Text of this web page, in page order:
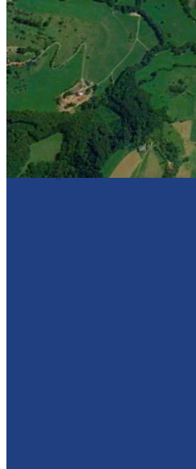
Sponsoren
Kontakt
Kontakt mit uns
Vereine und
Impressum &
Download